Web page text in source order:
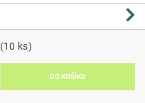
(10 ks)